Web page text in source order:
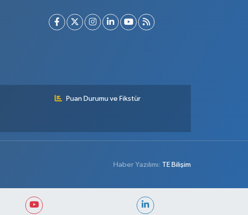
Puan Durumu ve Fikstür
Haber Yazılımı: TE Bilişim